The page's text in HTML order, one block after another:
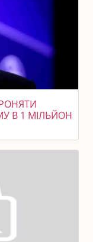
В 1 МІЛЬЙОН